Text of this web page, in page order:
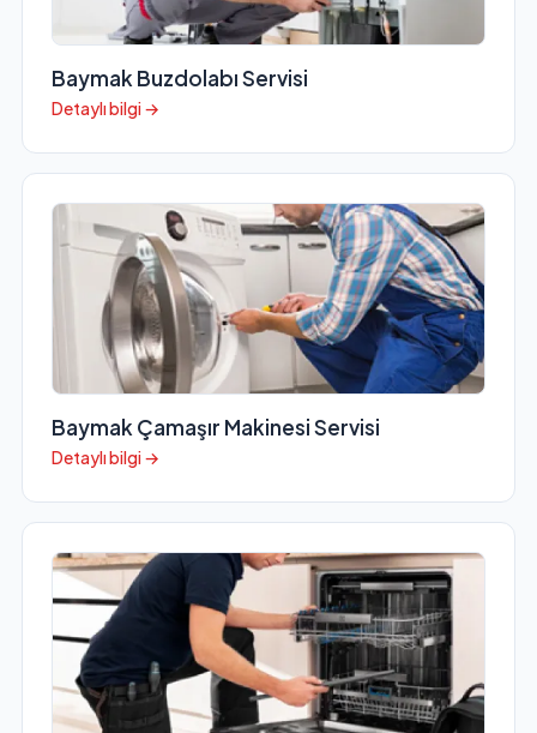
Baymak Buzdolabı Servisi
Detaylı bilgi →
Baymak Çamaşır Makinesi Servisi
Detaylı bilgi →